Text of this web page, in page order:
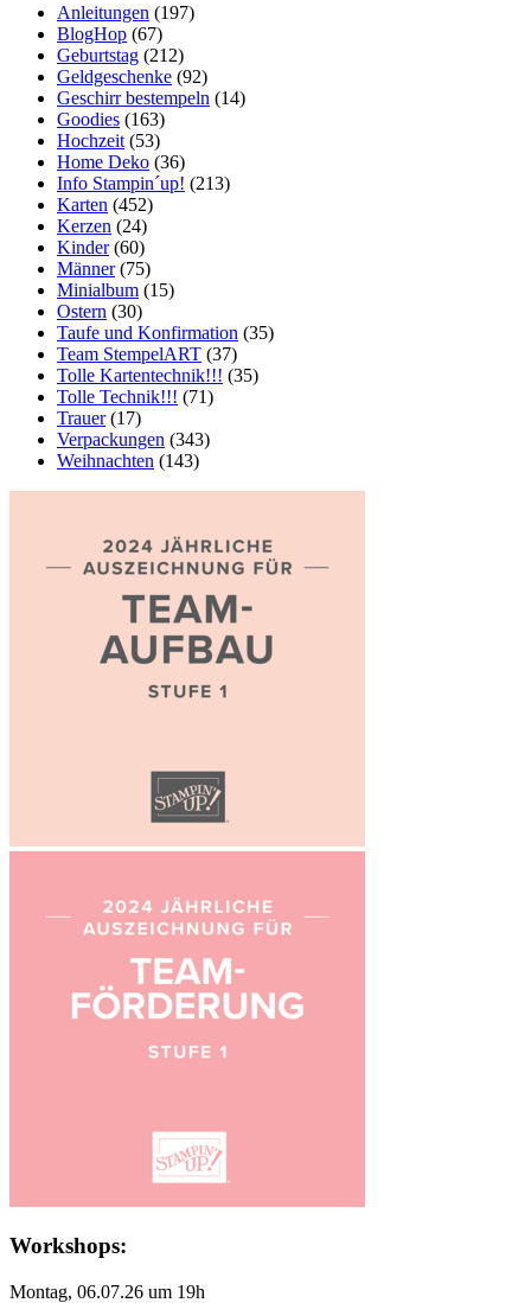
Anleitungen (197)
BlogHop (67)
Geburtstag (212)
Geldgeschenke (92)
Geschirr bestempeln (14)
Goodies (163)
Hochzeit (53)
Home Deko (36)
Info Stampin´up! (213)
Karten (452)
Kerzen (24)
Kinder(60)
Männer(75)
Minialbum (15)
Ostern (30)
Taufe und Konfirmation (35)
Team StempelART (37)
Tolle Kartentechnik!!! (35)
Tolle Technik!!! (71)
Trauer(17)
Verpackungen (343)
Weihnachten (143)
Workshops:
Montag, 06.07.26 um 19h